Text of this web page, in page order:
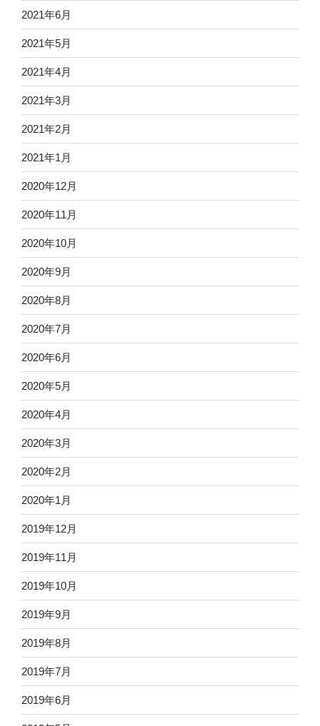
2021年6月
2021年5月
2021年4月
2021年3月
2021年2月
2021年1月
2020年12月
2020年11月
2020年10月
2020年9月
2020年8月
2020年7月
2020年6月
2020年5月
2020年4月
2020年3月
2020年2月
2020年1月
2019年12月
2019年11月
2019年10月
2019年9月
2019年8月
2019年7月
2019年6月